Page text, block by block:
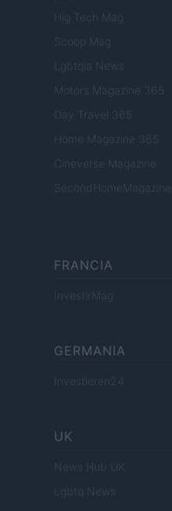
Hig Tech Mag
Scoop Mag
Lgbtqia News
Motors Magazine 365
Day Travel 365
Home Magazine 365
Cineverse Magazine
SecondHomeMagazine
FRANCIA
InvestirMag
GERMANIA
Investieren24
UK
News Hub UK
Lgbtq News